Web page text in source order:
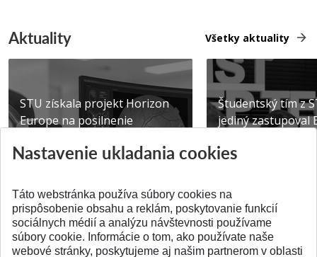
Aktuality Všetky aktuality
STU získala projekt Horizon
Europe na posilnenie
Publikované 31.07.2026
Študentský tím z
jediný zastupoval
Publikované
Nastavenie ukladania cookies
Táto webstránka používa súbory cookies na
prispôsobenie obsahu a reklám, poskytovanie funkcií
sociálnych médií a analýzu návštevnosti používame
súbory cookie. Informácie o tom, ako používate naše
webové stránky, poskytujeme aj našim partnerom v oblasti